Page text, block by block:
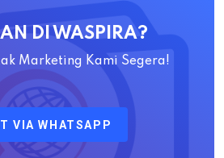
DI WASPIRA?
Marketing Kami Segera!
VIA WHATSAPP